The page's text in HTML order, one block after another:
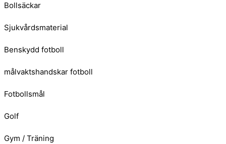
Bollsäckar
Sjukvårdsmaterial
Benskydd fotboll
målvaktshandskar fotboll
Fotbollsmål
Golf
Gym / Träning